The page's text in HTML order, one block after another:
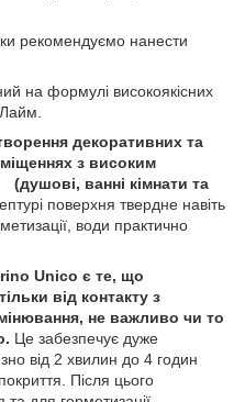
рекомендуємо нанести
на формулі високоякісних
декоративних та
з високим
ванні кімнати та
поверхня твердне навіть
води практично
Unico є те, що
від контакту з
не важливо чи то
Це забезпечує дуже
від 2 хвилин до 4 годин
Після цього